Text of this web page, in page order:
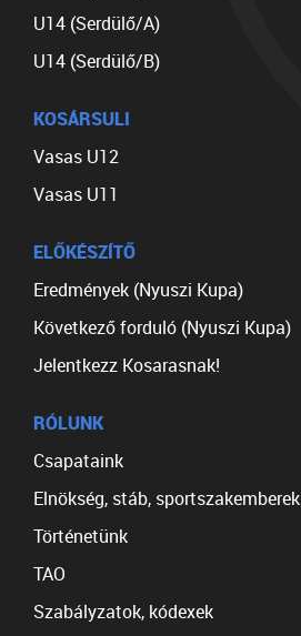
U14 (Serdülő/A)
U14 (Serdülő/B)
KOSÁRSULI
Vasas U12
Vasas U11
ELŐKÉSZÍTŐ
Eredmények (Nyuszi Kupa)
Következő forduló (Nyuszi Kupa)
Jelentkezz Kosarasnak!
RÓLUNK
Csapataink
Elnökség, stáb, sportszakemberek
Történetünk
TAO
Szabályzatok, kódexek